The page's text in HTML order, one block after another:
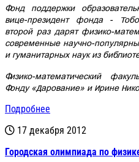
Фонд поддержки
вице-президент фонда -
второй раз дарят физико-
современные научно-
и гуманитарных наук из
Физико-математический
Фонду «Дарование» и Ирине
Подробнее
17 декабря 2012
Городская олимпиада по